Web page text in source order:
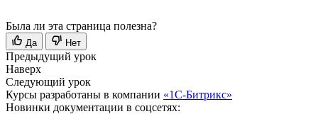
Была ли эта страница полезна?
Да Нет
Предыдущий урок
Наверх
Следующий урок
Курсы разработаны в компании «1С-Битрикс»
Новинки документации в соцсетях: